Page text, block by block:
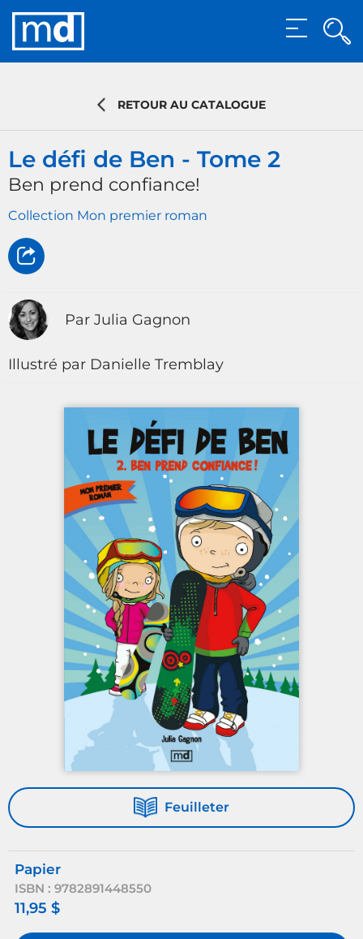
MENU
RETOUR AU CATALOGUE
Le défi de Ben - Tome 2
Ben prend confiance!
Collection Mon premier roman
Par Julia Gagnon
Illustré par Danielle Tremblay
Feuilleter
Papier
ISBN : 9782891448550
11,95 $